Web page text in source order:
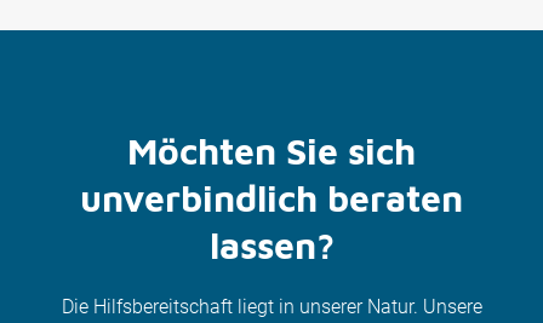
Möchten Sie sich
unverbindlich beraten
lassen?
Die Hilfsbereitschaft liegt in unserer Natur. Unsere